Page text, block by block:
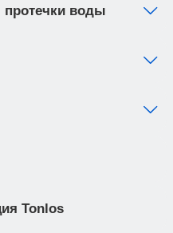
воды
Tonlos